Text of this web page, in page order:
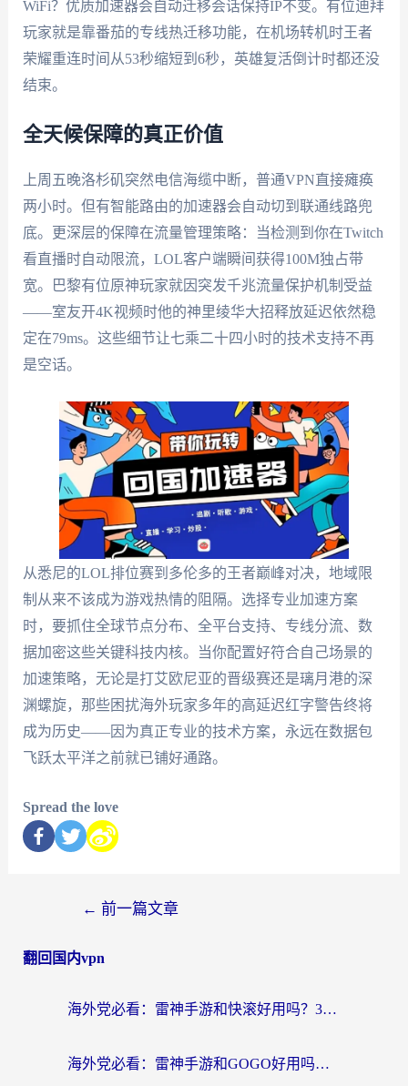
WiFi？优质加速器会自动迁移会话保持IP不变。有位迪拜
玩家就是靠番茄的专线热迁移功能，在机场转机时王者
荣耀重连时间从53秒缩短到6秒，英雄复活倒计时都还没
结束。
全天候保障的真正价值
上周五晚洛杉矶突然电信海缆中断，普通VPN直接瘫痪
两小时。但有智能路由的加速器会自动切到联通线路兜
底。更深层的保障在流量管理策略：当检测到你在Twitch
看直播时自动限流，LOL客户端瞬间获得100M独占带
宽。巴黎有位原神玩家就因突发千兆流量保护机制受益
——室友开4K视频时他的神里绫华大招释放延迟依然稳
定在79ms。这些细节让七乘二十四小时的技术支持不再
是空话。
从悉尼的LOL排位赛到多伦多的王者巅峰对决，地域限
制从来不该成为游戏热情的阻隔。选择专业加速方案
时，要抓住全球节点分布、全平台支持、专线分流、数
据加密这些关键科技内核。当你配置好符合自己场景的
加速策略，无论是打艾欧尼亚的晋级赛还是璃月港的深
渊螺旋，那些困扰海外玩家多年的高延迟红字警告终将
成为历史——因为真正专业的技术方案，永远在数据包
飞跃太平洋之前就已铺好通路。
Spread the love
← 前一篇文章
翻回国内vpn
海外党必看：雷神手游和快滚好用吗？3步选对回国加速器无缝刷国内资源
海外党必看：雷神手游和GOGO好用吗？3步选对回国加速器，无缝刷剧玩原神